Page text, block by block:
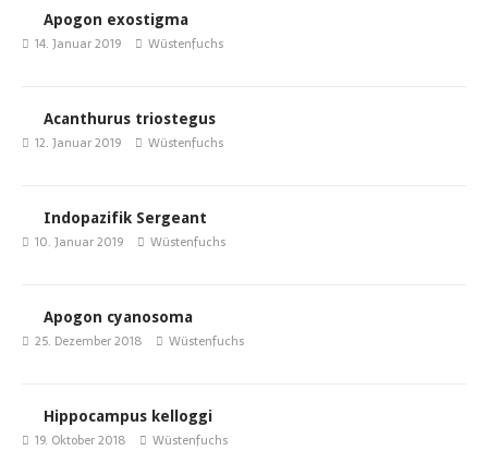
Apogon exostigma
14. Januar 2019 Wüstenfuchs
Acanthurus triostegus
12. Januar 2019 Wüstenfuchs
Indopazifik Sergeant
10. Januar 2019 Wüstenfuchs
Apogon cyanosoma
25. Dezember 2018 Wüstenfuchs
Hippocampus kelloggi
19. Oktober 2018 Wüstenfuchs